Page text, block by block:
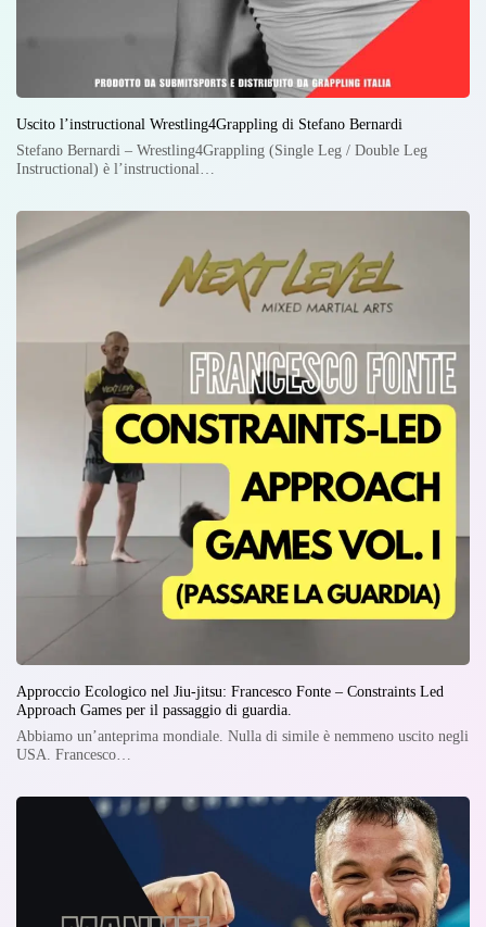
Uscito l’instructional Wrestling4Grappling di Stefano Bernardi
Stefano Bernardi – Wrestling4Grappling (Single Leg / Double Leg
Instructional) è l’instructional…
Approccio Ecologico nel Jiu-jitsu: Francesco Fonte – Constraints Led
Approach Games per il passaggio di guardia.
Abbiamo un’anteprima mondiale. Nulla di simile è nemmeno uscito negli
USA. Francesco…